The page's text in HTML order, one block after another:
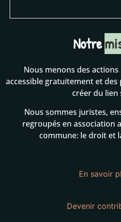
Notre
Nous menons des
accessible gratuitement et
créer du lien
Nous sommes juristes,
regroupés en association
commune: le droit et
En savoir
Devenir